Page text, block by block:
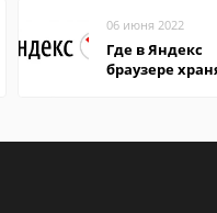
06 июня 2022
Где в Яндекс
браузере